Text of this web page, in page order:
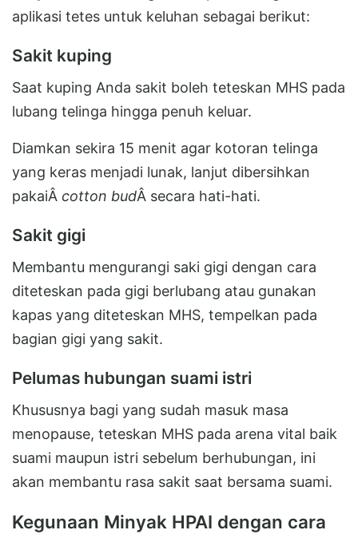
aplikasi tetes untuk keluhan sebagai berikut:
Sakit kuping
Saat kuping Anda sakit boleh teteskan MHS pada
lubang telinga hingga penuh keluar.
Diamkan sekira 15 menit agar kotoran telinga
yang keras menjadi lunak, lanjut dibersihkan
pakaiÂ cotton budÂ secara hati-hati.
Sakit gigi
Membantu mengurangi saki gigi dengan cara
diteteskan pada gigi berlubang atau gunakan
kapas yang diteteskan MHS, tempelkan pada
bagian gigi yang sakit.
Pelumas hubungan suami istri
Khususnya bagi yang sudah masuk masa
menopause, teteskan MHS pada arena vital baik
suami maupun istri sebelum berhubungan, ini
akan membantu rasa sakit saat bersama suami.
Kegunaan Minyak HPAI dengan cara